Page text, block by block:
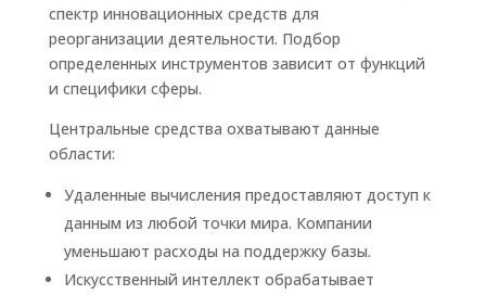
спектр инновационных средств для
реорганизации деятельности. Подбор
определенных инструментов зависит от функций
и специфики сферы.
Центральные средства охватывают данные
области:
Удаленные вычисления предоставляют доступ к
данным из любой точки мира. Компании
уменьшают расходы на поддержку базы.
Искусственный интеллект обрабатывает